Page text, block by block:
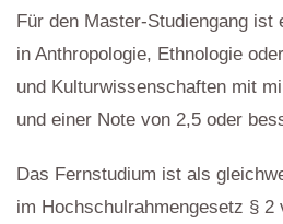
Für den Master-Studiengang ist
in Anthropologie, Ethnologie
und Kulturwissenschaften mit
und einer Note von 2,5 oder
Das Fernstudium ist als
im Hochschulrahmengesetz § 2